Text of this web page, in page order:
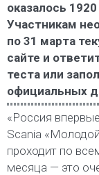
оказалось
Участникам
по 31 марта
сайте и
теста или
официальных
«Россия
Scania
проходит по
месяца — это